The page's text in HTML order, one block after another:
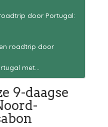
door Portugal:
roadtrip door
met…
9-daagse